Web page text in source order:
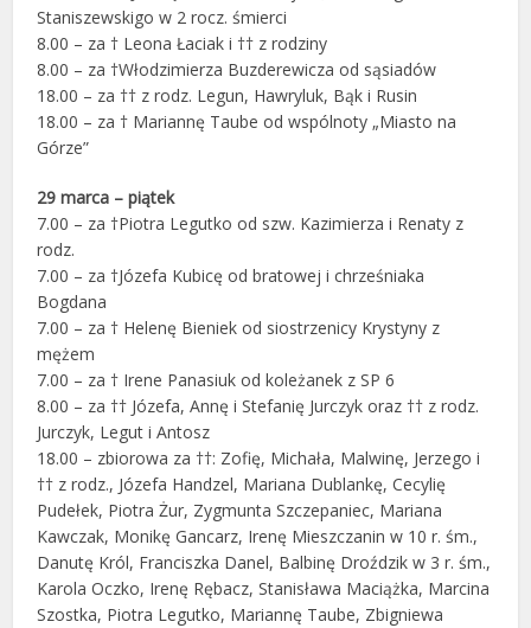
Staniszewskigo w 2 rocz. śmierci
8.00 – za † Leona Łaciak i †† z rodziny
8.00 – za †Włodzimierza Buzderewicza od sąsiadów
18.00 – za †† z rodz. Legun, Hawryluk, Bąk i Rusin
18.00 – za † Mariannę Taube od wspólnoty „Miasto na
Górze”
29 marca – piątek
7.00 – za †Piotra Legutko od szw. Kazimierza i Renaty z
rodz.
7.00 – za †Józefa Kubicę od bratowej i chrześniaka
Bogdana
7.00 – za † Helenę Bieniek od siostrzenicy Krystyny z
mężem
7.00 – za † Irene Panasiuk od koleżanek z SP 6
8.00 – za †† Józefa, Annę i Stefanię Jurczyk oraz †† z rodz.
Jurczyk, Legut i Antosz
18.00 – zbiorowa za ††: Zofię, Michała, Malwinę, Jerzego i
†† z rodz., Józefa Handzel, Mariana Dublankę, Cecylię
Pudełek, Piotra Żur, Zygmunta Szczepaniec, Mariana
Kawczak, Monikę Gancarz, Irenę Mieszczanin w 10 r. śm.,
Danutę Król, Franciszka Danel, Balbinę Droździk w 3 r. śm.,
Karola Oczko, Irenę Rębacz, Stanisława Maciążka, Marcina
Szostka, Piotra Legutko, Mariannę Taube, Zbigniewa